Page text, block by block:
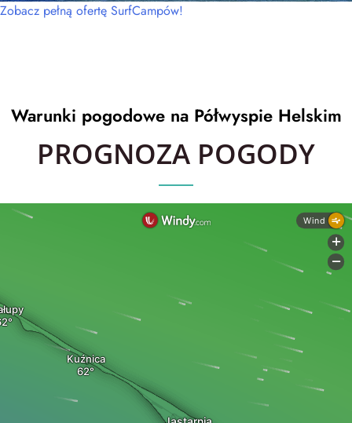
Zobacz pełną ofertę SurfCampów!
Warunki pogodowe na Półwyspie Helskim
PROGNOZA POGODY